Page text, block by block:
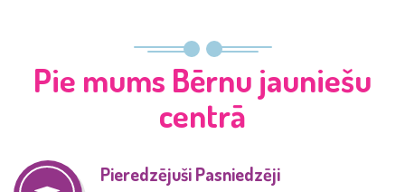
Pie mums Bērnu jauniešu
centrā
Pieredzējuši Pasniedzēji